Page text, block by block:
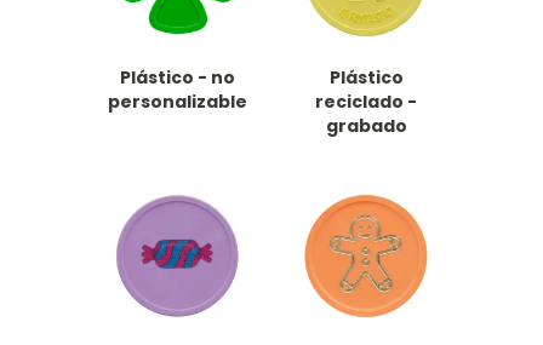
Plástico - no
personalizable
Plástico
reciclado -
grabado